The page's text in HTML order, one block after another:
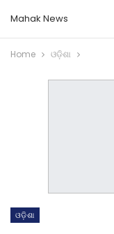
Mahak News
Home ଓଡ଼ିଶା
ଓଡ଼ିଶା